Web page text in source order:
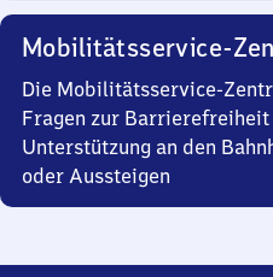
Mobilitätsservice-
Die Mobilitätsservice-
Fragen zur
Unterstützung an den
oder Aussteigen